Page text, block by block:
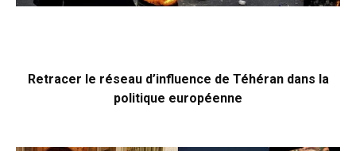
Retracer le réseau d’influence de Téhéran dans la
politique européenne